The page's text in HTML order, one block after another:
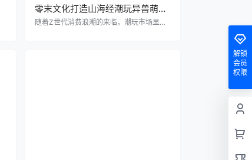
零末文化打造山海经潮玩异兽萌封
兽新品牌
随着Z世代消费浪潮的来临，潮玩市场显现
解锁
会员
权限